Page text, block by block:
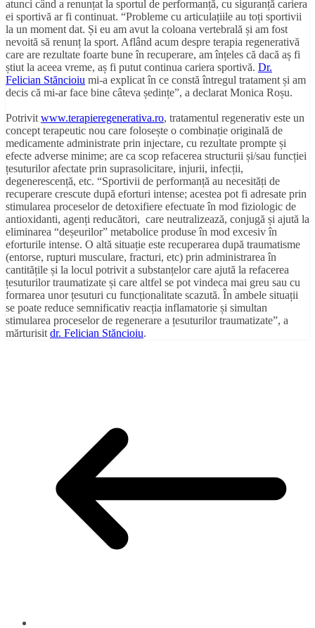
atunci când a renunțat la sportul de performanță, cu siguranță cariera
ei sportivă ar fi continuat. “Probleme cu articulațiile au toți sportivii
la un moment dat. Și eu am avut la coloana vertebrală și am fost
nevoită să renunț la sport. Aflând acum despre terapia regenerativă
care are rezultate foarte bune în recuperare, am înțeles că dacă aș fi
știut la aceea vreme, aș fi putut continua cariera sportivă. Dr.
Felician Stăncioiu mi-a explicat în ce constă întregul tratament și am
decis că mi-ar face bine câteva ședințe”, a declarat Monica Roșu.
Potrivit www.terapieregenerativa.ro, tratamentul regenerativ este un
concept terapeutic nou care folosește o combinație originală de
medicamente administrate prin injectare, cu rezultate prompte și
efecte adverse minime; are ca scop refacerea structurii și/sau funcției
țesuturilor afectate prin suprasolicitare, injurii, infecții,
degenerescență, etc. “Sportivii de performanță au necesități de
recuperare crescute după eforturi intense; acestea pot fi adresate prin
stimularea proceselor de detoxifiere efectuate în mod fiziologic de
antioxidanti, agenți reducători, care neutralizează, conjugă și ajută la
eliminarea “deșeurilor” metabolice produse în mod excesiv în
eforturile intense. O altă situație este recuperarea după traumatisme
(entorse, rupturi musculare, fracturi, etc) prin administrarea în
cantitățile și la locul potrivit a substanțelor care ajută la refacerea
țesuturilor traumatizate și care altfel se pot vindeca mai greu sau cu
formarea unor țesuturi cu funcționalitate scazută. În ambele situații
se poate reduce semnificativ reacția inflamatorie și simultan
stimularea proceselor de regenerare a țesuturilor traumatizate”, a
mărturisit dr. Felician Stăncioiu.